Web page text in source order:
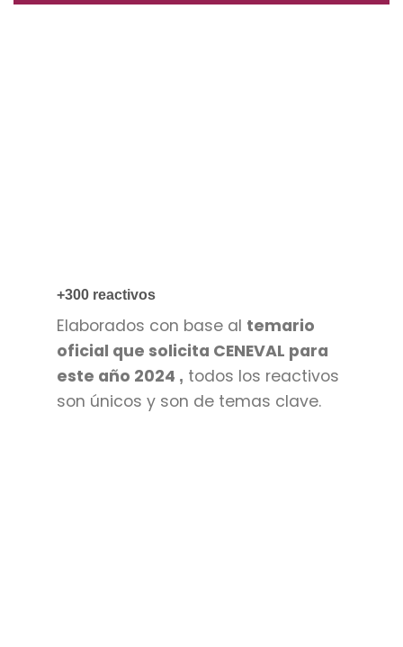
+300 reactivos
Elaborados con base al temario
oficial que solicita CENEVAL para
este año 2024 , todos los reactivos
son únicos y son de temas clave.